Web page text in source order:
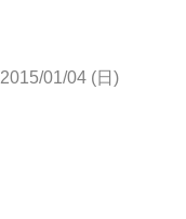
2015/01/04 (日)